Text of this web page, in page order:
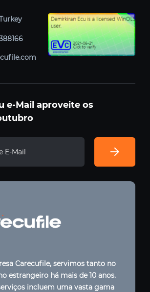
e-Mail aproveite os
Carecufile, servimos tanto no
estrangeiro há mais de 10 anos.
incluem uma vasta gama